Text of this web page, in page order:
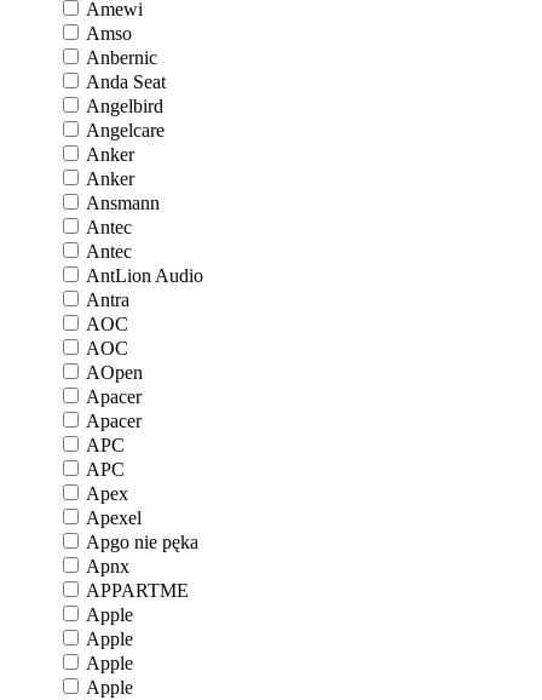
Amewi
Amso
Anbernic
Anda Seat
Angelbird
Angelcare
Anker
Anker
Ansmann
Antec
Antec
AntLion Audio
Antra
AOC
AOC
AOpen
Apacer
Apacer
APC
APC
Apex
Apexel
Apgo nie pęka
Apnx
APPARTME
Apple
Apple
Apple
Apple